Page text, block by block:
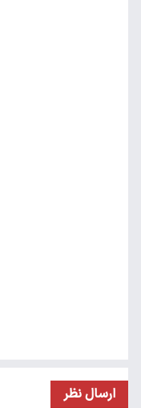
ارسال نظر